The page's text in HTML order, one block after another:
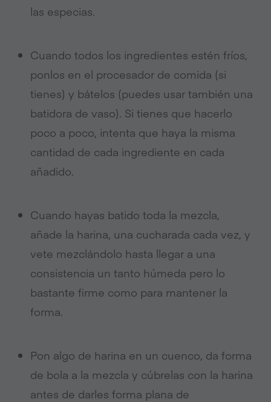
las especias.
Cuando todos los ingredientes estén fríos,
ponlos en el procesador de comida (si
tienes) y bátelos (puedes usar también una
batidora de vaso). Si tienes que hacerlo
poco a poco, intenta que haya la misma
cantidad de cada ingrediente en cada
añadido.
Cuando hayas batido toda la mezcla,
añade la harina, una cucharada cada vez, y
vete mezclándolo hasta llegar a una
consistencia un tanto húmeda pero lo
bastante firme como para mantener la
forma.
Pon algo de harina en un cuenco, da forma
de bola a la mezcla y cúbrelas con la harina
antes de darles forma plana de